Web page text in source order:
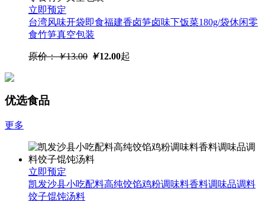
立即预定
台湾风味开袋即食福建香卤笋卤味下饭菜180g/袋休闲零
食竹笋真空包装
原价：￥13.00 ￥12.00起
优选食品
更多
立即预定
凯发沙县小吃配料高纯饺馅鸡粉调味料香料调味品调料
饺子馄饨汤料